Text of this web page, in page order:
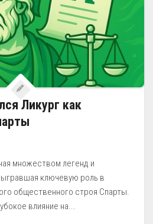
Ликург как
множеством легенд и
ключевую роль в
общественного строя Спарты.
влияние на...